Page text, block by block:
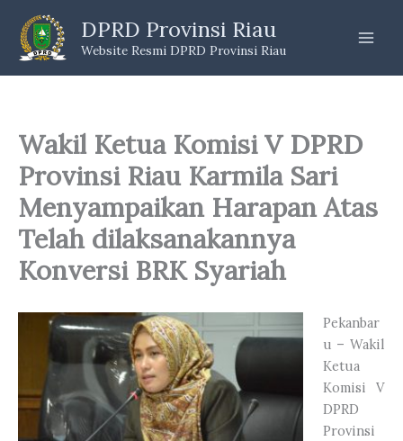
content
DPRD Provinsi Riau
Website Resmi DPRD Provinsi Riau
Wakil Ketua Komisi V DPRD
Provinsi Riau Karmila Sari
Menyampaikan Harapan Atas
Telah dilaksanakannya
Konversi BRK Syariah
Pekanbar
u – Wakil
Ketua
Komisi V
DPRD
Provinsi